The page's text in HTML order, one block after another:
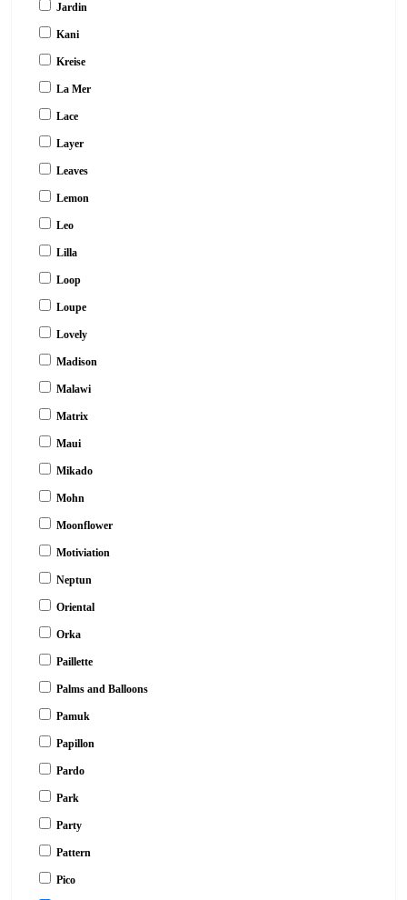
Jardin
Kani
Kreise
La Mer
Lace
Layer
Leaves
Lemon
Leo
Lilla
Loop
Loupe
Lovely
Madison
Malawi
Matrix
Maui
Mikado
Mohn
Moonflower
Motiviation
Neptun
Oriental
Orka
Paillette
Palms and Balloons
Pamuk
Papillon
Pardo
Park
Party
Pattern
Pico